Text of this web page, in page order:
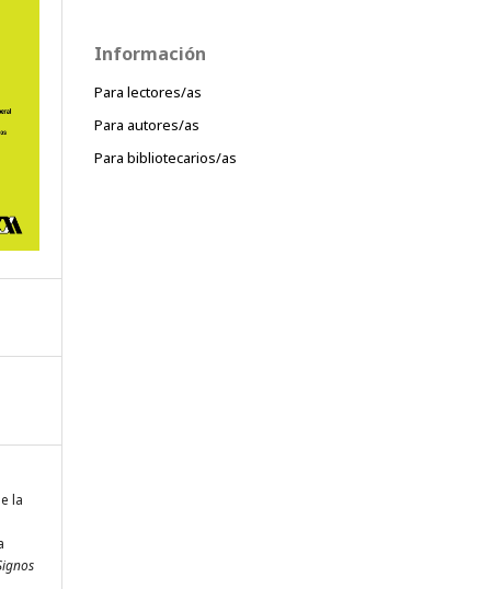
la
Información
Para lectores/as
Para autores/as
Para bibliotecarios/as